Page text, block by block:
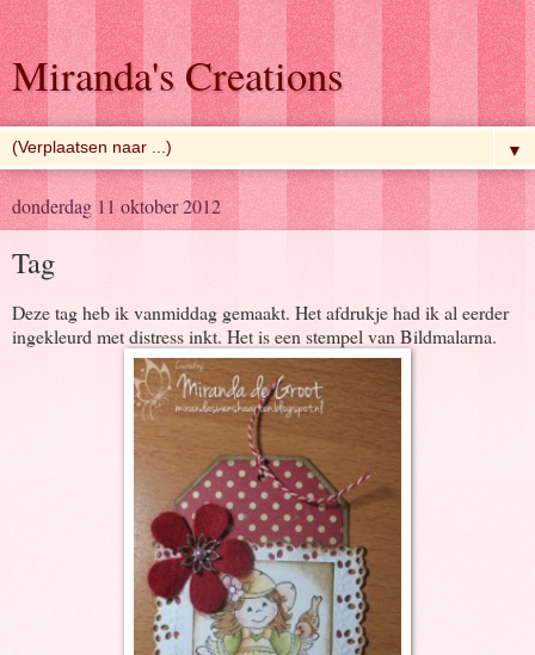
Miranda's Creations
▼
donderdag 11 oktober 2012
Tag
Deze tag heb ik vanmiddag gemaakt. Het afdrukje had ik al eerder
ingekleurd met distress inkt. Het is een stempel van Bildmalarna.